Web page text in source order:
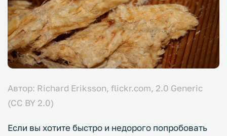
Автор: Richard Eriksson, flickr.com, 2.0 Generic
(CC BY 2.0)
Если вы хотите быстро и недорого попробовать